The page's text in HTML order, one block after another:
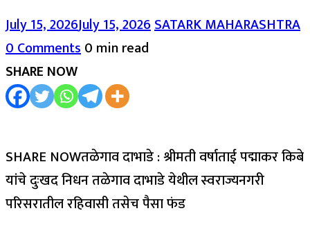
July 15, 2026July 15, 2026SATARK MAHARASHTRA
0 Comments0 min read
SHARE NOW
SHARE NOWतळेगाव दाभाडे : श्रीमती वर्षाताई पद्माकर किबे
यांचे दुःखद निधन तळेगाव दाभाडे येथील स्वराज्यनगरी
परिसरातील रहिवासी तसेच पैसा फंड